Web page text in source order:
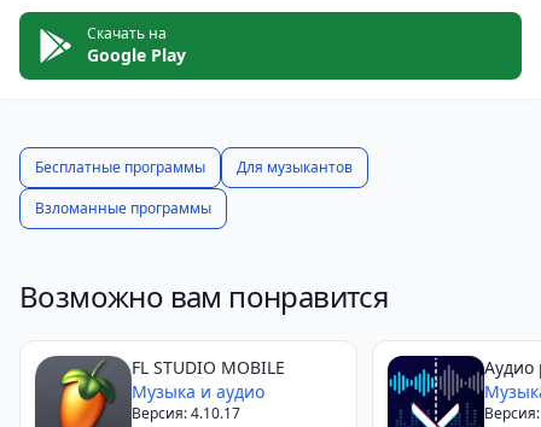
для настройки гитары, это приложение станет
отличным выбором.
Скачать на
Google Play
Бесплатные программы
Для музыкантов
Взломанные программы
Возможно вам понравится
FL STUDIO MOBILE
Музыка и аудио
Версия: 4.10.17
Аудио